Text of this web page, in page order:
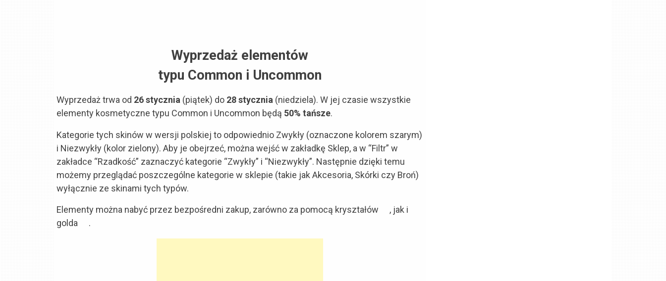
Wyprzedaż elementów
typu Common i Uncommon
Wyprzedaż trwa od 26 stycznia (piątek) do 28 stycznia (niedziela). W jej czasie wszystkie
elementy kosmetyczne typu Common i Uncommon będą 50% tańsze.
Kategorie tych skinów w wersji polskiej to odpowiednio Zwykły (oznaczone kolorem szarym)
i Niezwykły (kolor zielony). Aby je obejrzeć, można wejść w zakładkę Sklep, a w “Filtr” w
zakładce “Rzadkość” zaznaczyć kategorie “Zwykły” i “Niezwykły”. Następnie dzięki temu
możemy przeglądać poszczególne kategorie w sklepie (takie jak Akcesoria, Skórki czy Broń)
wyłącznie ze skinami tych typów.
Elementy można nabyć przez bezpośredni zakup, zarówno za pomocą kryształów
, jak i
golda
.